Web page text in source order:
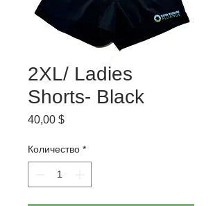
2XL/ Ladies
Shorts- Black
40,00 $Цена
Количество *